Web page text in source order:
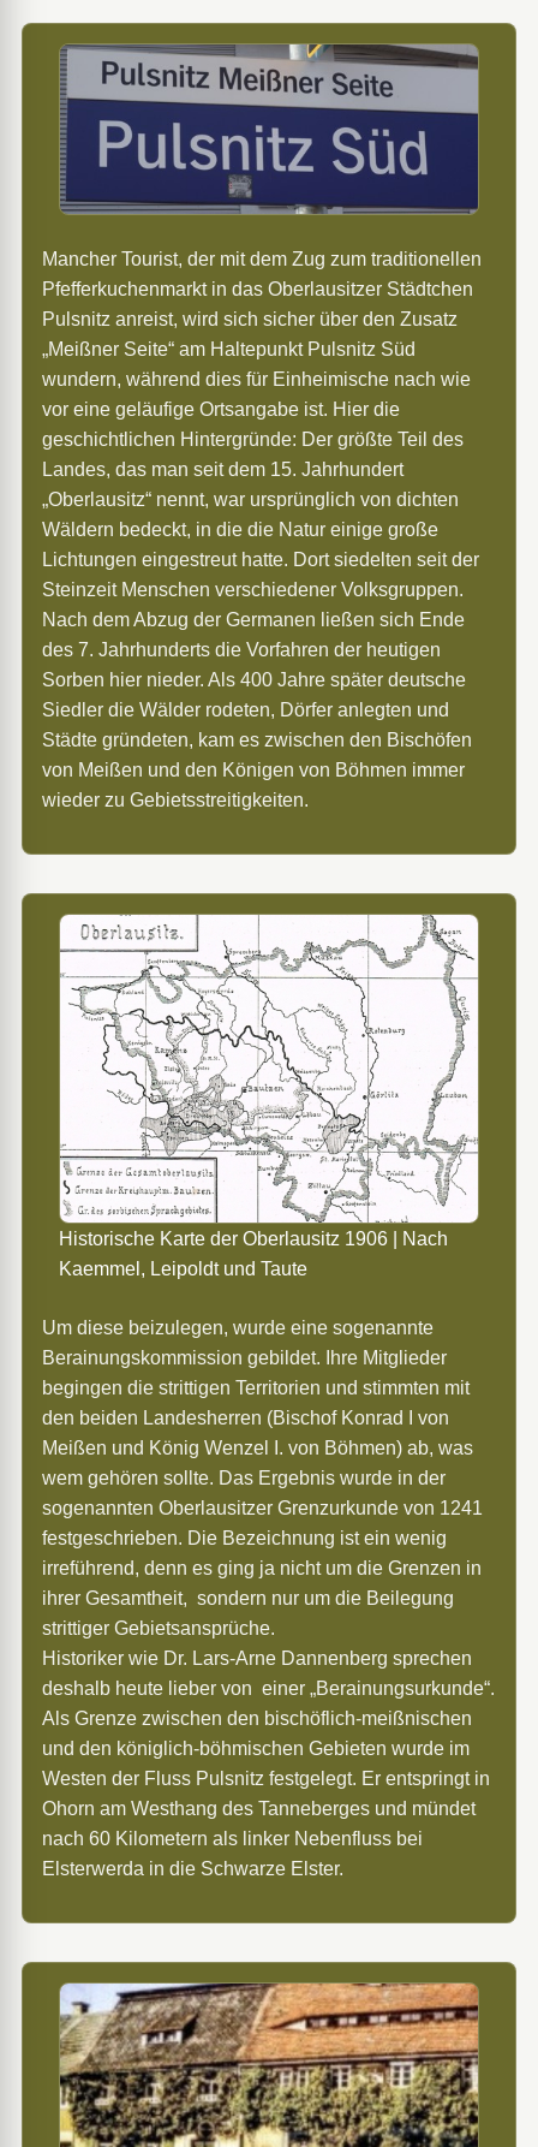
Mancher Tourist, der mit dem Zug zum traditionellen
Pfefferkuchenmarkt in das Oberlausitzer Städtchen
Pulsnitz anreist, wird sich sicher über den Zusatz
„Meißner Seite“ am Haltepunkt Pulsnitz Süd
wundern, während dies für Einheimische nach wie
vor eine geläufige Ortsangabe ist. Hier die
geschichtlichen Hintergründe: Der größte Teil des
Landes, das man seit dem 15. Jahrhundert
„Oberlausitz“ nennt, war ursprünglich von dichten
Wäldern bedeckt, in die die Natur einige große
Lichtungen eingestreut hatte. Dort siedelten seit der
Steinzeit Menschen verschiedener Volksgruppen.
Nach dem Abzug der Germanen ließen sich Ende
des 7. Jahrhunderts die Vorfahren der heutigen
Sorben hier nieder. Als 400 Jahre später deutsche
Siedler die Wälder rodeten, Dörfer anlegten und
Städte gründeten, kam es zwischen den Bischöfen
von Meißen und den Königen von Böhmen immer
wieder zu Gebietsstreitigkeiten.
Historische Karte der Oberlausitz 1906 | Nach
Kaemmel, Leipoldt und Taute
Um diese beizulegen, wurde eine sogenannte
Berainungskommission gebildet. Ihre Mitglieder
begingen die strittigen Territorien und stimmten mit
den beiden Landesherren (Bischof Konrad I von
Meißen und König Wenzel I. von Böhmen) ab, was
wem gehören sollte. Das Ergebnis wurde in der
sogenannten Oberlausitzer Grenzurkunde von 1241
festgeschrieben. Die Bezeichnung ist ein wenig
irreführend, denn es ging ja nicht um die Grenzen in
ihrer Gesamtheit, sondern nur um die Beilegung
strittiger Gebietsansprüche.
Historiker wie Dr. Lars-Arne Dannenberg sprechen
deshalb heute lieber von einer „Berainungsurkunde“.
Als Grenze zwischen den bischöflich-meißnischen
und den königlich-böhmischen Gebieten wurde im
Westen der Fluss Pulsnitz festgelegt. Er entspringt in
Ohorn am Westhang des Tanneberges und mündet
nach 60 Kilometern als linker Nebenfluss bei
Elsterwerda in die Schwarze Elster.